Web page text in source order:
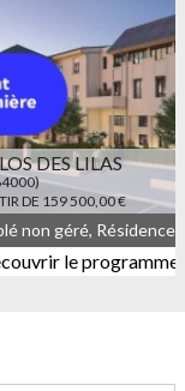
DES LILAS
DE 159 500,00 €
le programme